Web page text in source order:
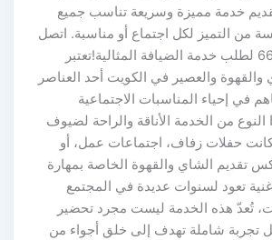
خدمة مميزة وسريعة تناسب جميع
من التميز لكل اجتماع أو مناسبة. اتصل
الآن على 66180708 لطلب خدمة الضيافة المثالية!تعتبر
والعصير في الكويت أحد العناصر
في إحياء المناسبات الاجتماعية
النوع من الخدمة الأناقة والراحة لضيوف
حفلات زفاف، اجتماعات عمل، أو
تقديم الشاي والقهوة الخاصة بمهارة
تعود لسنوات عديدة في المجتمع
تُعدّ هذه الخدمة ليست مجرد تحضير
تجربة شاملة تهدف إلى خلق أجواء من